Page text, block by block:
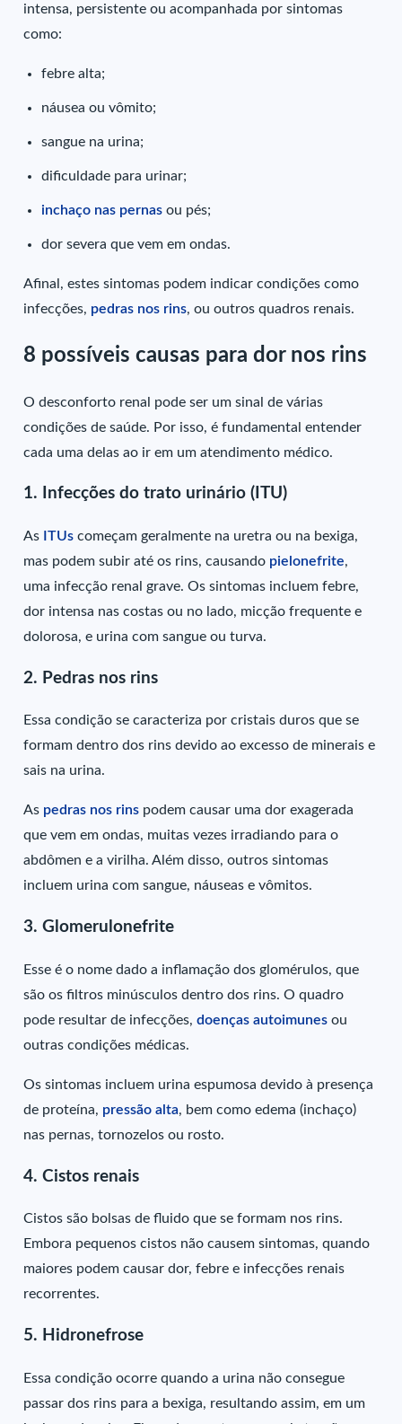
intensa, persistente ou acompanhada por sintomas
como:
febre alta;
náusea ou vômito;
sangue na urina;
dificuldade para urinar;
inchaço nas pernas ou pés;
dor severa que vem em ondas.
Afinal, estes sintomas podem indicar condições como
infecções, pedras nos rins, ou outros quadros renais.
8 possíveis causas para dor nos rins
O desconforto renal pode ser um sinal de várias
condições de saúde. Por isso, é fundamental entender
cada uma delas ao ir em um atendimento médico.
1. Infecções do trato urinário (ITU)
As ITUs começam geralmente na uretra ou na bexiga,
mas podem subir até os rins, causando pielonefrite,
uma infecção renal grave. Os sintomas incluem febre,
dor intensa nas costas ou no lado, micção frequente e
dolorosa, e urina com sangue ou turva.
2. Pedras nos rins
Essa condição se caracteriza por cristais duros que se
formam dentro dos rins devido ao excesso de minerais e
sais na urina.
As pedras nos rins podem causar uma dor exagerada
que vem em ondas, muitas vezes irradiando para o
abdômen e a virilha. Além disso, outros sintomas
incluem urina com sangue, náuseas e vômitos.
3. Glomerulonefrite
Esse é o nome dado a inflamação dos glomérulos, que
são os filtros minúsculos dentro dos rins. O quadro
pode resultar de infecções,doenças autoimunes ou
outras condições médicas.
Os sintomas incluem urina espumosa devido à presença
de proteína, pressão alta, bem como edema (inchaço)
nas pernas, tornozelos ou rosto.
4. Cistos renais
Cistos são bolsas de fluido que se formam nos rins.
Embora pequenos cistos não causem sintomas, quando
maiores podem causar dor, febre e infecções renais
recorrentes.
5. Hidronefrose
Essa condição ocorre quando a urina não consegue
passar dos rins para a bexiga, resultando assim, em um